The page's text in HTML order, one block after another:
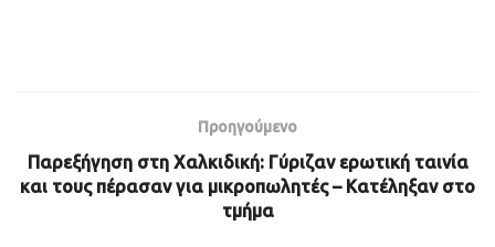
Προηγούμενο
Παρεξήγηση στη Χαλκιδική: Γύριζαν ερωτική ταινία
και τους πέρασαν για μικροπωλητές – Κατέληξαν στο
τμήμα